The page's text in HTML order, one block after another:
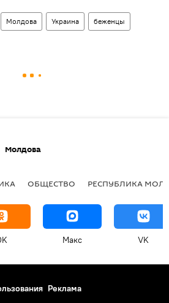
Молдова Украина беженцы
Молдова
ОБЩЕСТВО РЕСПУБЛИКА
Макс VK
Реклама